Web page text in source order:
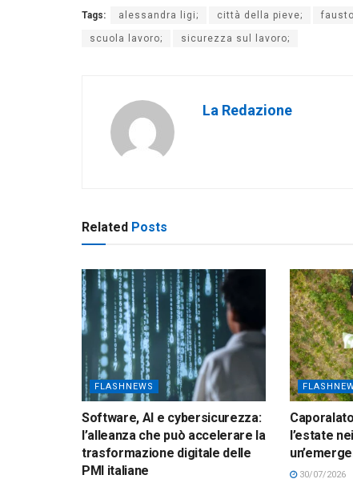
Tags: alessandra ligi; città della pieve;
scuola lavoro; sicurezza sul lavoro;
La Redazione
Related Posts
FLASHNEWS
Software, AI e cybersicurezza:
l’alleanza che può accelerare la
trasformazione digitale delle
PMI italiane
l’estate
30/07/2026